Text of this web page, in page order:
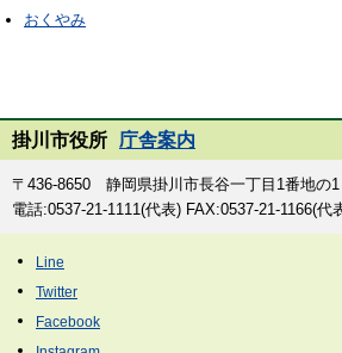
おくやみ
掛川市役所 庁舎案内
〒436-8650 静岡県掛川市長谷一丁目1番地の1
電話:0537-21-1111(代表) FAX:0537-21-1166(代